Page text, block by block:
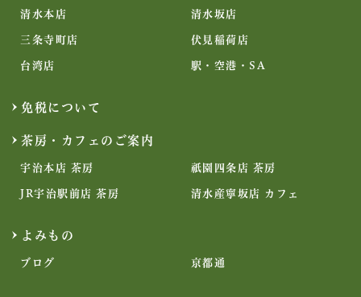
清水本店 清水坂店
三条寺町店 伏見稲荷店
台湾店 駅・空港・SA
免税について
茶房・カフェのご案内
宇治本店 茶房 祇園四条店 茶房
JR宇治駅前店 茶房 清水産寧坂店 カフェ
よみもの
ブログ 京都通